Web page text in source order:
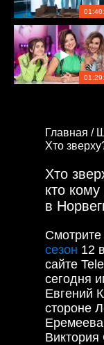
Главная /
Хто
Хто
кто
в
сезон 12
сайте
сегодня
Евгений
стороне